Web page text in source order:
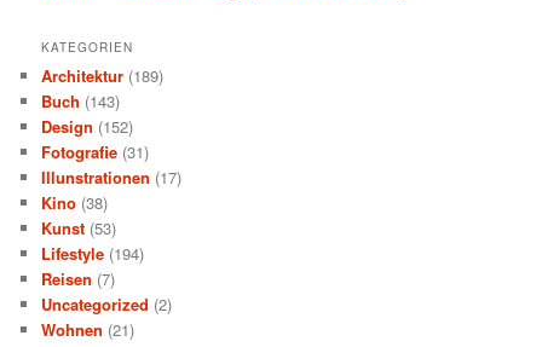
KATEGORIEN
Architektur (189)
Buch (143)
Design (152)
Fotografie (31)
Illunstrationen (17)
Kino (38)
Kunst (53)
Lifestyle (194)
Reisen (7)
Uncategorized (2)
Wohnen (21)